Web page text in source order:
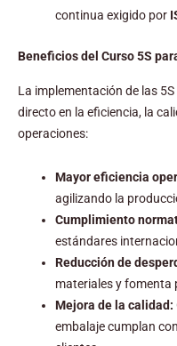
continua exigido por
Beneficios del Curso 5S
La implementación de las
directo en la eficiencia, la
operaciones:
Mayor eficiencia
agilizando la
Cumplimiento
estándares
Reducción de
materiales y fomenta
Mejora de la calidad:
embalaje cumplan